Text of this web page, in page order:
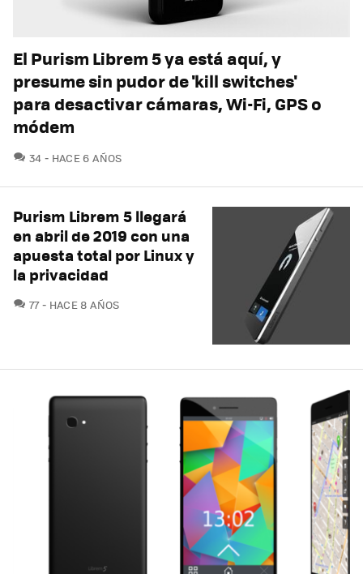
El Purism Librem 5 ya está aquí, y
presume sin pudor de 'kill switches'
para desactivar cámaras, Wi-Fi, GPS o
módem
34 COMENTARIOS
HACE 6 AÑOS
Purism Librem 5 llegará
en abril de 2019 con una
apuesta total por Linux y
la privacidad
77COMENTARIOS
HACE 8 AÑOS